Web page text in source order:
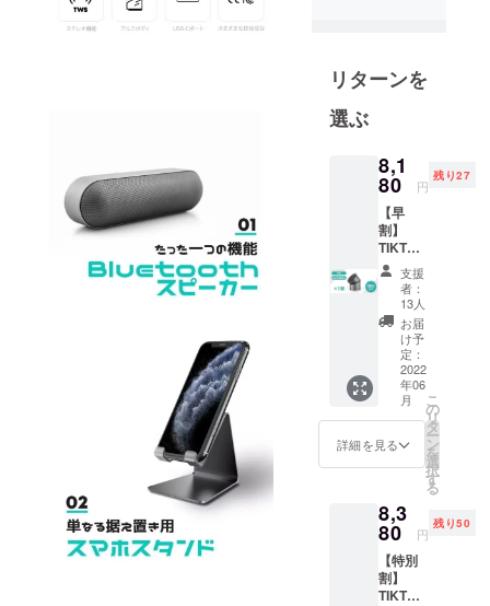
「つくる人
に愛を、つ
動を」
私たちSegno
は世界から
新しいも
の、面白い
ものを集め
たくさんの
人々に「昨
日より
ちょっぴり
豊かな生
できるよ
「つくる
リターンを
選ぶ
8,1
80 円
残り27
【早
割】
TIKTAA
LIK alu
1個 一
般販売
予定価
格9,980
円の約
18%OF
(￥1,80
0円
OFF） ※
送料・
税込
支援
者：
13人
お届
け予
定：
2022
年06
月
詳細を見る
こ
の
リ
タ
ー
ン
を
選
択
す
る
8,3
80 円
残り50
【特別
割】
TIKTAA